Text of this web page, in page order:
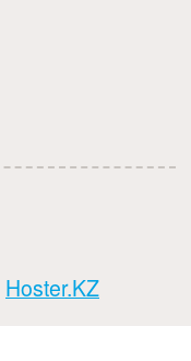
Hoster.KZ